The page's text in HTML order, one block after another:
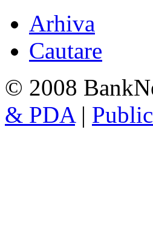
Arhiva
Cautare
© 2008
& PDA|